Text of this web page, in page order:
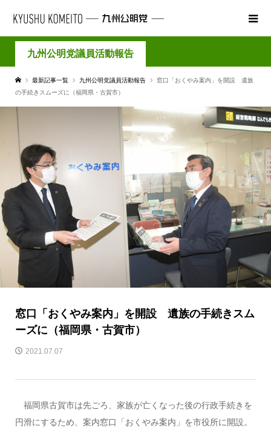
九州公明党議員活動報告
最新記事一覧 九州公明党議員活動報告
窓口「おくやみ案内」を開設 遺族
の手続きスムーズに（福岡県・古賀市）
窓口「おくやみ案内」を開設 遺族の手続きスム
ーズに（福岡県・古賀市）
2021.07.07
福岡県古賀市は先ごろ、家族が亡くなった後の行政手続きを
円滑にするため、案内窓口「おくやみ案内」を市役所に開設。